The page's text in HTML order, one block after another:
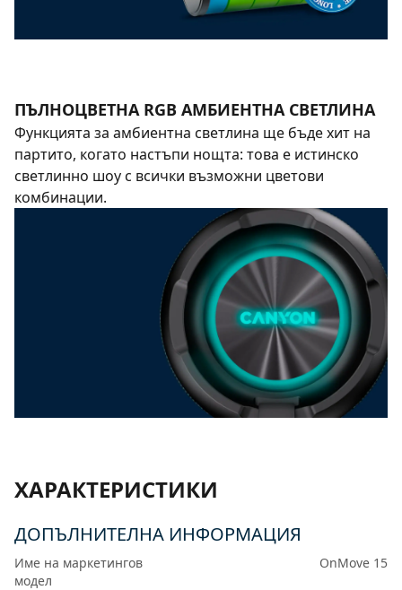
ПЪЛНОЦВЕТНА RGB АМБИЕНТНА СВЕТЛИНА
Функцията за амбиентна светлина ще бъде хит на
партито, когато настъпи нощта: това е истинско
светлинно шоу с всички възможни цветови
комбинации.
ХАРАКТЕРИСТИКИ
ДОПЪЛНИТЕЛНА ИНФОРМАЦИЯ
Име на маркетингов
модел
OnMove 15